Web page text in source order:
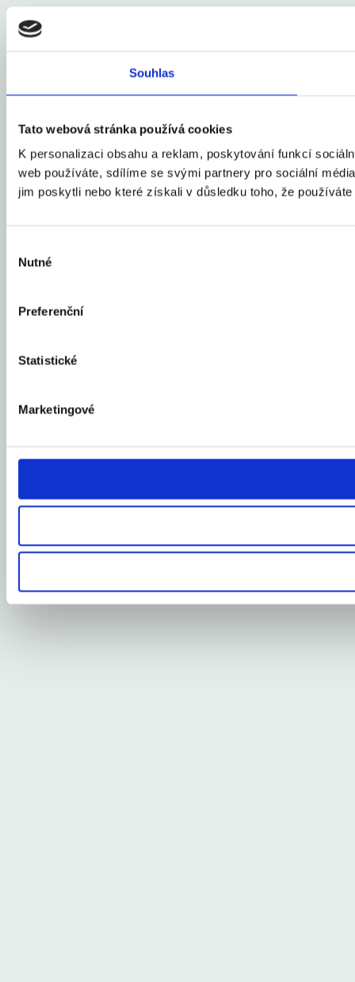
Souhlas
Tato webová stránka používá cookies
K personalizaci obsahu a reklam, poskytování funkcí
web používáte, sdílíme se svými partnery pro sociální
jim poskytli nebo které získali v důsledku toho, že
souhlasu
Nutné
Preferenční
Statistické
Marketingové